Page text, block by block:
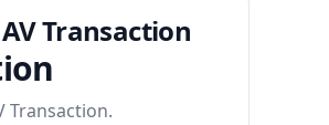
Transaction
Transaction.